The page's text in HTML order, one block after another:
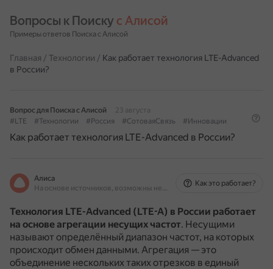
Вопросы к Поиску с Алисой
Примеры ответов Поиска с Алисой
Главная / Технологии / Как работает технология LTE-Advanced
в России?
Вопрос для Поиска с Алисой
23 августа
#LTE
#Технологии #Россия #СотоваяСвязь #Инновации
Как работает технология LTE-Advanced в России?
Алиса
На основе источников, возможны неточности
Как это работает?
Технология LTE-Advanced (LTE-A) в России работает
на основе агрегации несущих частот. Несущими
называют определённый диапазон частот, на которых
происходит обмен данными. Агрегация — это
объединение нескольких таких отрезков в единый